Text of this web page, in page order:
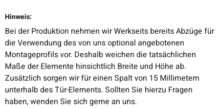
Hinweis:
Bei der Produktion nehmen wir Werkseits bereits Abzüge für
die Verwendung des von uns optional angebotenen
Montageprofils vor. Deshalb weichen die tatsächlichen
Maße der Elemente hinsichtlich Breite und Höhe ab.
Zusätzlich sorgen wir für einen Spalt von 15 Millimetern
unterhalb des Tür-Elements. Sollten Sie hierzu Fragen
haben, wenden Sie sich gerne an uns.